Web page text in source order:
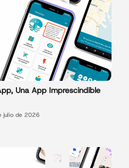
Una App Imprescindible
julio de 2026